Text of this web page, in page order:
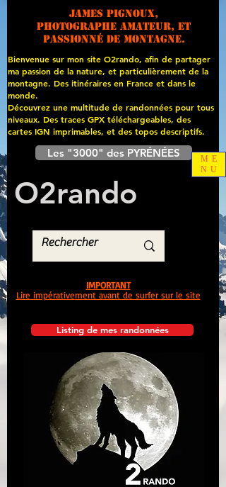
James PIGNOUX,
photographe amateur, et
passionné de montagne.
Bienvenue sur mon site O2rando, afin de partager
ma passion de la nature, et particulièrement de la
montagne. Des itinéraires en France et dans le
monde.
Découvrez une multitude de randonnées pour tous
niveaux. Des traces GPX téléchargeables, des
cartes IGN imprimables, et des topos descriptifs.
Les "3000" des PYRÉNÉES
O2rando
Listing de mes randonnées
IMPORTANT
Lire impérativement avant de surfer sur le site
ME
NU